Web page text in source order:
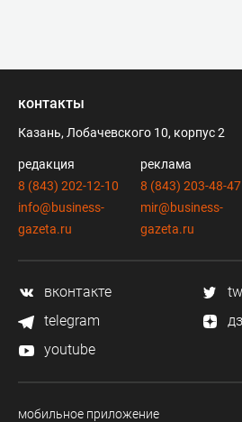
контакты
Казань, Лобачевского 10, корпус 2
редакция
8 (843) 202-12-10
info@business-
gazeta.ru
реклама
8 (843) 203-48-47
mir@business-
gazeta.ru
вконтакте
telegram
youtube
мобильное приложение